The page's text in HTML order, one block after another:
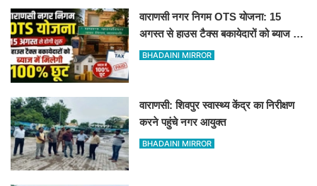
वाराणसी नगर निगम OTS योजना: 15
अगस्त से हाउस टैक्स बकायेदारों को ब्याज में
मिलेगी 100% छूट
BHADAINI MIRROR
वाराणसी: शिवपुर स्वास्थ्य केंद्र का निरीक्षण
करने पहुंचे नगर आयुक्त
BHADAINI MIRROR